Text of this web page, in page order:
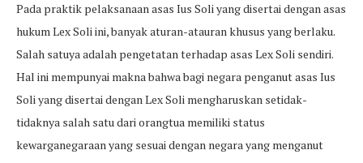
Pada praktik pelaksanaan asas Ius Soli yang disertai dengan asas
hukum Lex Soli ini, banyak aturan-atauran khusus yang berlaku.
Salah satuya adalah pengetatan terhadap asas Lex Soli sendiri.
Hal ini mempunyai makna bahwa bagi negara penganut asas Ius
Soli yang disertai dengan Lex Soli mengharuskan setidak-
tidaknya salah satu dari orangtua memiliki status
kewarganegaraan yang sesuai dengan negara yang menganut